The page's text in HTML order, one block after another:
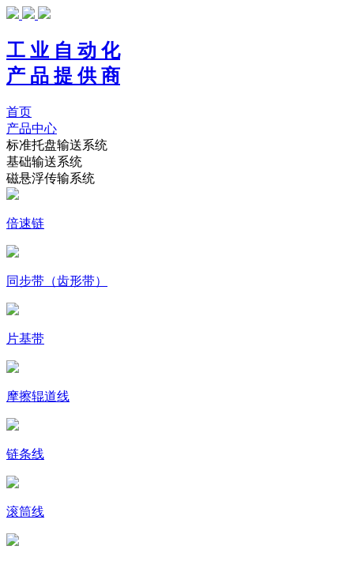
工 业 自 动 化
产 品 提 供 商
首页
产品中心
标准托盘输送系统
基础输送系统
磁悬浮传输系统
倍速链
同步带（齿形带）
片基带
摩擦辊道线
链条线
滚筒线